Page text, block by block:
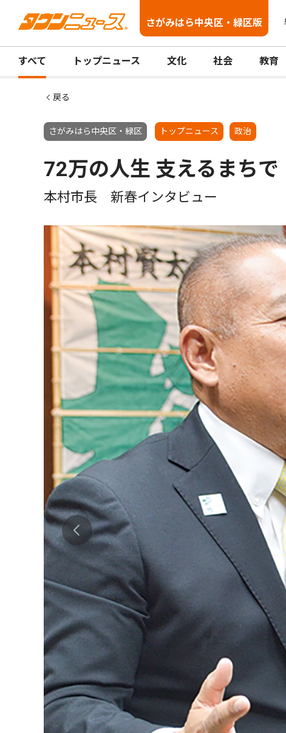
さがみはら中央区・緑区版
すべて トップニュース 文化 社会 教育
戻る
さがみはら中央区・緑区 トップニュース 政治
72万の人生 支えるまちで
本村市長 新春インタビュー